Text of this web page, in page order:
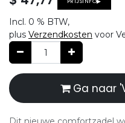
Incl. 0 % BTW,
plus Verzendkosten voor
Ga naar